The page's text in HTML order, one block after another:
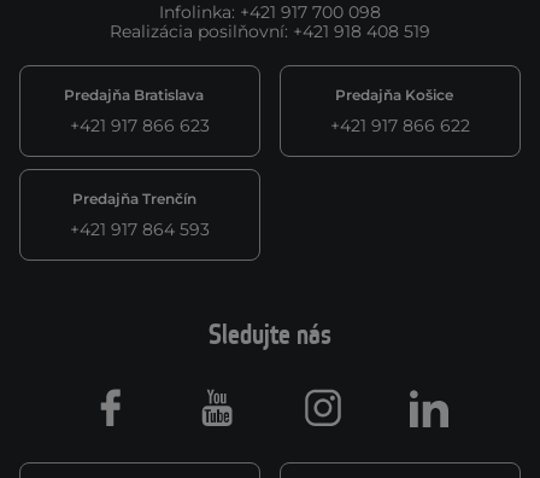
Infolinka: +421 917 700 098
Realizácia posilňovní: +421 918 408 519
Predajňa Bratislava
+421 917 866 623
Predajňa Košice
+421 917 866 622
Predajňa Trenčín
+421 917 864 593
Sledujte nás
Facebook Youtube Instagram LinkedIn